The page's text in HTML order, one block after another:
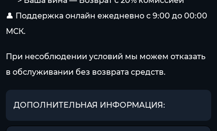
👤 Поддержка онлайн ежедневно с 9:00 до 00:00
МСК.
При несоблюдении условий мы можем отказать
в обслуживании без возврата средств.
ДОПОЛНИТЕЛЬНАЯ ИНФОРМАЦИЯ: